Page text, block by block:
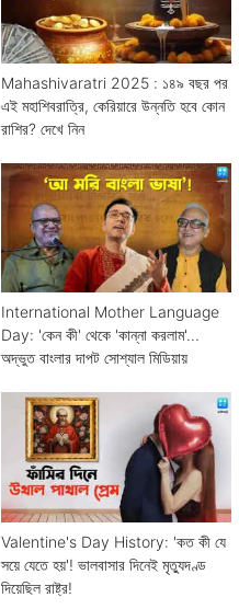
Mahashivaratri 2025 : ১৪৯ বছর পর
এই মহাশিবরাত্রি, কেরিয়ারে উন্নতি হবে কোন
রাশির? দেখে নিন
International Mother Language
Day: 'কেন কী' থেকে 'কান্না করলাম'...
অদ্ভুত বাংলার দাপট সোশ্যাল মিডিয়ায়
Valentine's Day History: 'কত কী যে
সয়ে যেতে হয়'! ভালবাসার দিনেই মৃত্যুদণ্ড
দিয়েছিল রাষ্ট্র!